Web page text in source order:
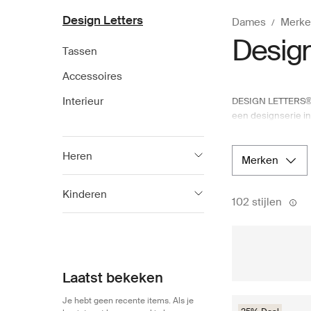
Design Letters
Tassen
Accessoires
Interieur
Heren
Kinderen
Laatst bekeken
Je hebt geen recente items. Als je
Dames
DESIGN
een designserie
ontwikkeld door
een positieve
servies en textiel
merken
102 stijlen